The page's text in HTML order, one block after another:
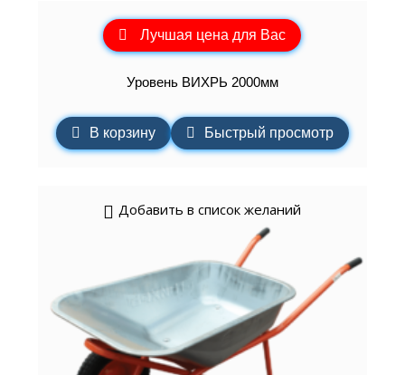
Лучшая цена для Вас
Уровень ВИХРЬ 2000мм
В корзину Быстрый просмотр
Добавить в список желаний